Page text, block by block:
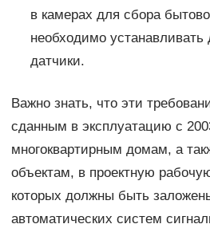
в камерах для сбора
необходимо
датчики.
Важно знать, что эти
сданным в эксплуатацию с
многоквартирным домам, а
объектам, в проектную
которых должны быть
автоматических систем